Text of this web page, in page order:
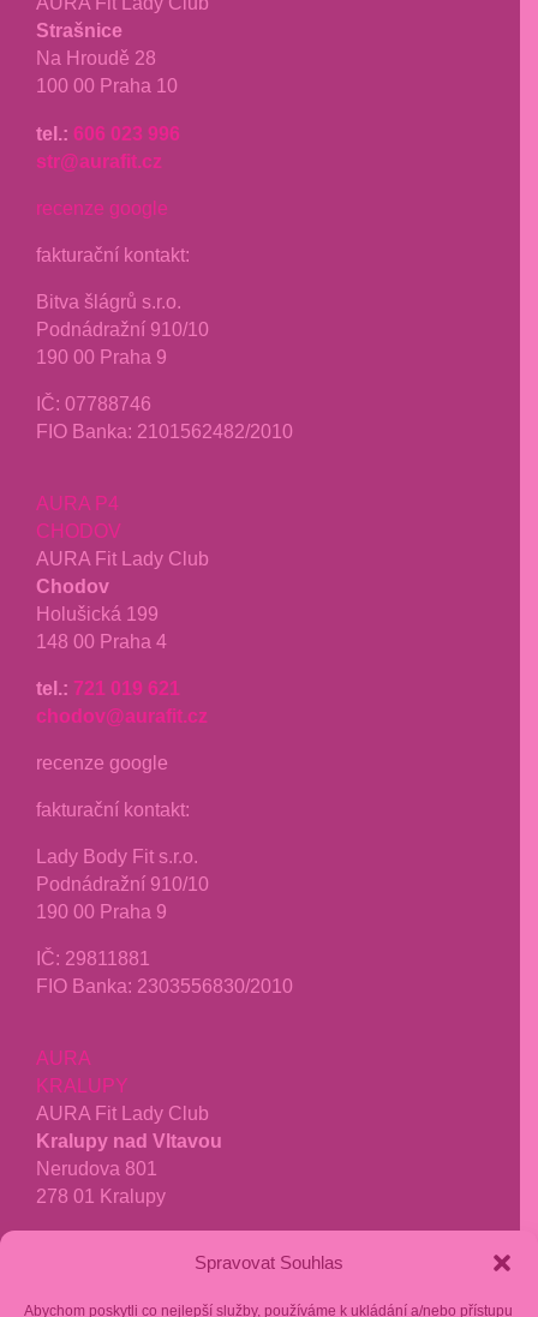
Spravovat Souhlas
Abychom poskytli co nejlepší služby, používáme k ukládání a/nebo přístupu
Strašnice
Na Hroudě 28
100 00 Praha 10
tel.: 606 023 996
str@aurafit.cz
recenze google
fakturační kontakt:
Bitva šlágrů s.r.o.
Podnádražní 910/10
190 00 Praha 9
IČ: 07788746
FIO Banka: 2101562482/2010
AURA P4
CHODOV
AURA Fit Lady Club
Chodov
Holušická 199
148 00 Praha 4
tel.: 721 019 621
chodov@aurafit.cz
recenze google
fakturační kontakt:
Lady Body Fit s.r.o.
Podnádražní 910/10
190 00 Praha 9
IČ: 29811881
FIO Banka: 2303556830/2010
AURA
KRALUPY
AURA Fit Lady Club
Kralupy nad Vltavou
Nerudova 801
278 01 Kralupy
kralupy@aurafit.cz